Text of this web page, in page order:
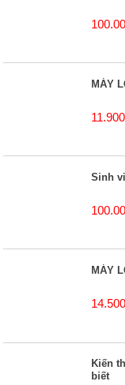
MÁY
Sinh
MÁY
Kiến
biết